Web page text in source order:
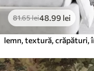
81.65lei48 .99 lei